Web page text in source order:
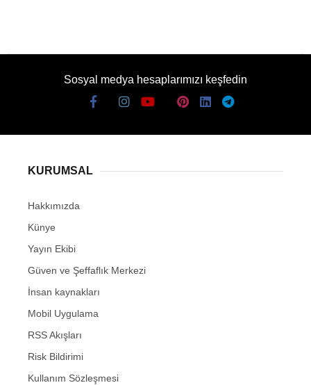
Sosyal medya hesaplarımızı keşfedin
KURUMSAL
Hakkımızda
Künye
Yayın Ekibi
Güven ve Şeffaflık Merkezi
İnsan kaynakları
Mobil Uygulama
RSS Akışları
Risk Bildirimi
Kullanım Sözleşmesi